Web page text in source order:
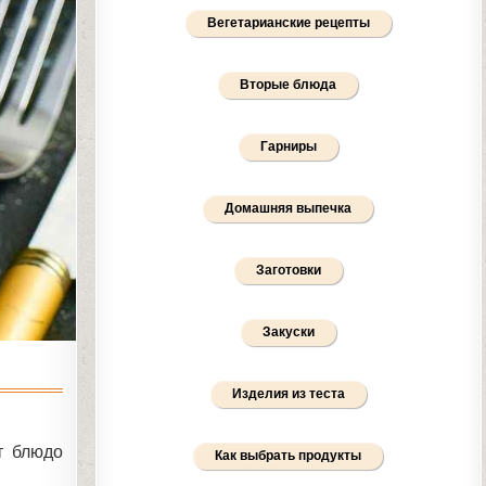
блюдо
Вегетарианские рецепты
Вторые блюда
Гарниры
Домашняя выпечка
Заготовки
Закуски
Изделия из теста
Как выбрать продукты